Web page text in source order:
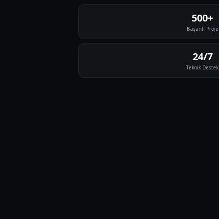
500+
Başarılı Proje
24/7
Teknik Destek